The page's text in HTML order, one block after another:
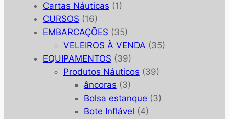
Cartas Náuticas (1)
CURSOS (16)
EMBARCAÇÕES (35)
VELEIROS À VENDA (35)
EQUIPAMENTOS (39)
Produtos Náuticos (39)
âncoras (3)
Bolsa estanque (3)
Bote Inflável (4)